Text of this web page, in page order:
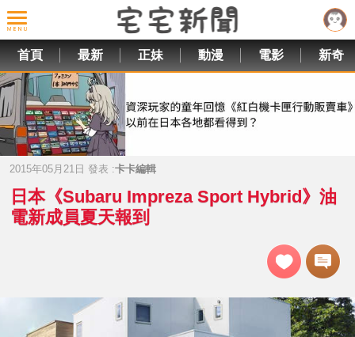
首頁 最新 正妹 動漫 電影 新奇
2015年05月21日 發表 :卡卡編輯
日本《Subaru Impreza Sport Hybrid》油
電新成員夏天報到